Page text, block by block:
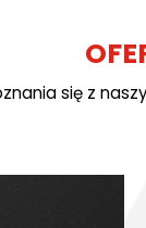
się z